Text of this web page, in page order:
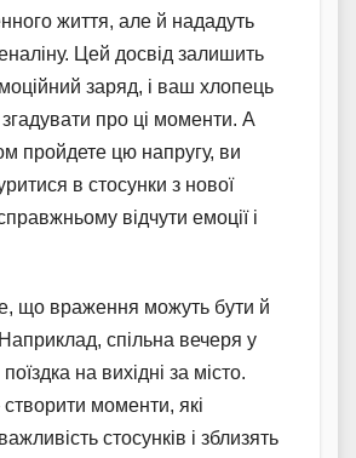
життя, але й нададуть
Цей досвід залишить
заряд, і ваш хлопець
про ці моменти. А
пройдете цю напругу, ви
в стосунки з нової
відчути емоції і
що враження можуть бути й
спільна вечеря у
на вихідні за місто.
моменти, які
стосунків і зблизять